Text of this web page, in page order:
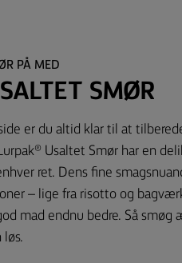
PÅ MED
SMØR
er du altid klar til at
Usaltet Smør har en
ret. Dens fine
– lige fra risotto og
mad endnu bedre. Så smøg